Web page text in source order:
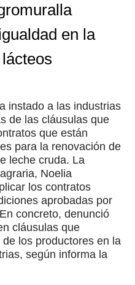
en la
instado a las industrias
de las cláusulas que
que están
para la renovación de
leche cruda. La
Noelia
los contratos
aprobadas por
concreto, denunció
cláusulas que
los productores en la
según informa la